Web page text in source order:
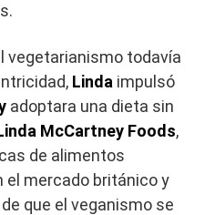
vegetarianismo todavía
Linda impulsó
adoptara una dieta sin
McCartney Foods,
de alimentos
el mercado británico y
que el veganismo se